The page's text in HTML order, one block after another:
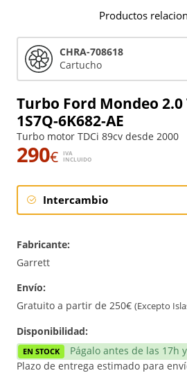
Turbo Ford Mondeo
1S7Q-6K682-AE
Turbo motor TDCi 89cv desde 2000
290€
IVA
INCLUIDO
Intercambio
Reconstrucción
Fabricante:
Garrett
Envío:
Gratuito a partir de 250€ (Excepto
Disponibilidad:
EN STOCK
Págalo antes de las 17h
Plazo de entrega estimado para
Productos
CHRA-708618
Cartucho